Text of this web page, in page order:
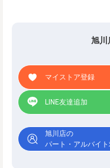
旭川
マイストア登録
LINE友達追加
旭川店の
パート・アルバイ